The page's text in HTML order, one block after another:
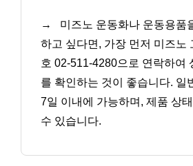
→
미즈노 운동화나 운동용품
하고 싶다면, 가장 먼저 미즈노
호 02-511-4280으로 연락하여
를 확인하는 것이 좋습니다. 일
7일 이내에 가능하며, 제품 상
수 있습니다.